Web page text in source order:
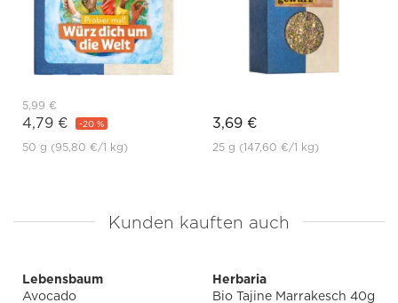
5,99 €
4,79 € -20 %
50 g (95,80 €/1 kg)
3,69 €
25 g (147,60 €/1 kg)
Kunden kauften auch
Lebensbaum
Avocado
Herbaria
Bio Tajine Marrakesch 40g